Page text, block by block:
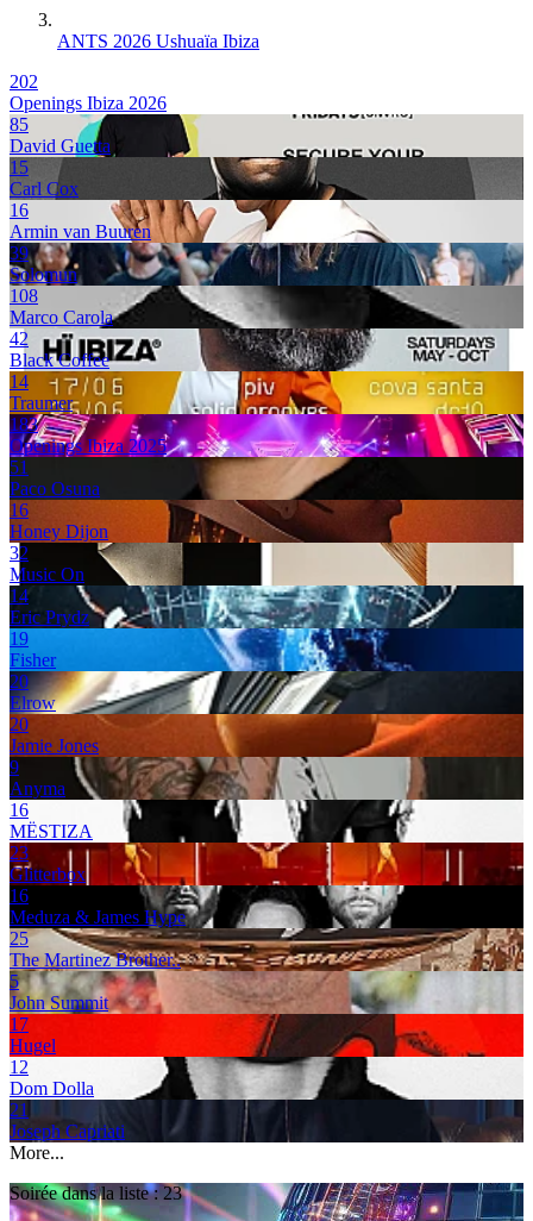
ANTS 2026 Ushuaïa Ibiza
202
Openings Ibiza 2026
85
David Guetta
15
Carl Cox
16
Armin van Buuren
39
Solomun
108
Marco Carola
42
Black Coffee
14
Traumer
183
Openings Ibiza 2025
51
Paco Osuna
16
Honey Dijon
32
Music On
14
Eric Prydz
19
Fisher
20
Elrow
20
Jamie Jones
9
Anyma
16
MËSTIZA
23
Glitterbox
16
Meduza & James Hype
25
The Martinez Brother..
5
John Summit
17
Hugel
12
Dom Dolla
21
Joseph Capriati
More...
Soirée dans la liste : 23